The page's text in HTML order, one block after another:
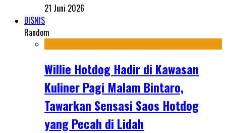
21 Juni 2026
BISNIS
Random
Willie Hotdog Hadir di Kawasan
Kuliner Pagi Malam Bintaro,
Tawarkan Sensasi Saos Hotdog
yang Pecah di Lidah